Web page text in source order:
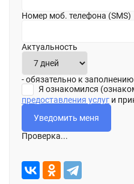
Номер моб. телефона (SMS)
Актуальность
- обязательно к
Я ознакомился
предоставления услуг и
Проверка...